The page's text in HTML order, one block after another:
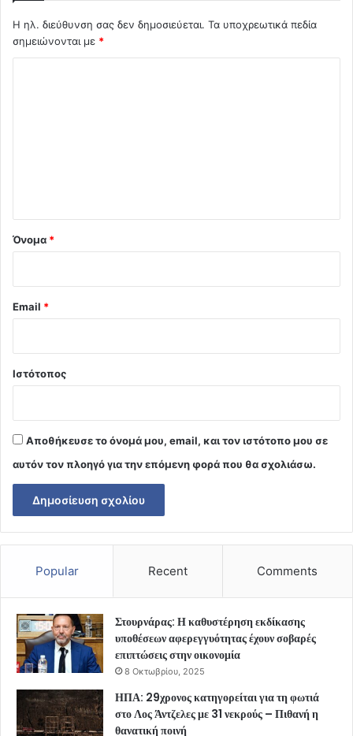
Η ηλ. διεύθυνση σας δεν δημοσιεύεται. Τα υποχρεωτικά πεδία
σημειώνονται με *
Όνομα *
Email *
Ιστότοπος
Αποθήκευσε το όνομά μου, email, και τον ιστότοπο μου σε
αυτόν τον πλοηγό για την επόμενη φορά που θα σχολιάσω.
Popular Recent Comments
Στουρνάρας: Η καθυστέρηση εκδίκασης
υποθέσεων αφερεγγυότητας έχουν σοβαρές
επιπτώσεις στην οικονομία
8 Οκτωβρίου, 2025
ΗΠΑ: 29χρονος κατηγορείται για τη φωτιά
στο Λος Άντζελες με 31 νεκρούς – Πιθανή η
θανατική ποινή